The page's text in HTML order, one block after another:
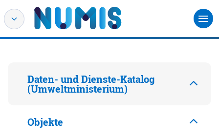
Daten- und Dienste-Katalog
(Umweltministerium)
Objekte